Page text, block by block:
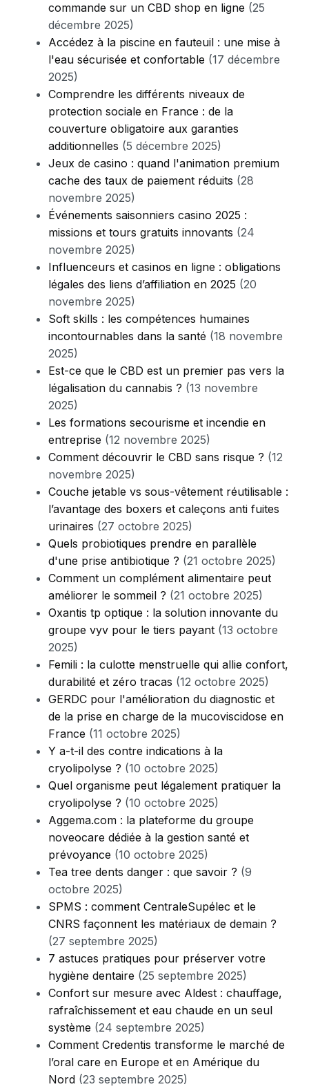
commande sur un CBD shop en ligne (25
décembre 2025)
Accédez à la piscine en fauteuil : une mise à
l'eau sécurisée et confortable (17 décembre
2025)
Comprendre les différents niveaux de
protection sociale en France : de la
couverture obligatoire aux garanties
additionnelles (5 décembre 2025)
Jeux de casino : quand l'animation premium
cache des taux de paiement réduits (28
novembre 2025)
Événements saisonniers casino 2025 :
missions et tours gratuits innovants (24
novembre 2025)
Influenceurs et casinos en ligne : obligations
légales des liens d’affiliation en 2025 (20
novembre 2025)
Soft skills : les compétences humaines
incontournables dans la santé (18 novembre
2025)
Est-ce que le CBD est un premier pas vers la
légalisation du cannabis ? (13 novembre
2025)
Les formations secourisme et incendie en
entreprise (12 novembre 2025)
Comment découvrir le CBD sans risque ? (12
novembre 2025)
Couche jetable vs sous-vêtement réutilisable :
l’avantage des boxers et caleçons anti fuites
urinaires (27 octobre 2025)
Quels probiotiques prendre en parallèle
d'une prise antibiotique ? (21 octobre 2025)
Comment un complément alimentaire peut
améliorer le sommeil ? (21 octobre 2025)
Oxantis tp optique : la solution innovante du
groupe vyv pour le tiers payant (13 octobre
2025)
Femili : la culotte menstruelle qui allie confort,
durabilité et zéro tracas (12 octobre 2025)
GERDC pour l'amélioration du diagnostic et
de la prise en charge de la mucoviscidose en
France (11 octobre 2025)
Y a-t-il des contre indications à la
cryolipolyse ? (10 octobre 2025)
Quel organisme peut légalement pratiquer la
cryolipolyse ? (10 octobre 2025)
Aggema.com : la plateforme du groupe
noveocare dédiée à la gestion santé et
prévoyance (10 octobre 2025)
Tea tree dents danger : que savoir ? (9
octobre 2025)
SPMS : comment CentraleSupélec et le
CNRS façonnent les matériaux de demain ?
(27 septembre 2025)
7 astuces pratiques pour préserver votre
hygiène dentaire (25 septembre 2025)
Confort sur mesure avec Aldest : chauffage,
rafraîchissement et eau chaude en un seul
système (24 septembre 2025)
Comment Credentis transforme le marché de
l’oral care en Europe et en Amérique du
Nord (23 septembre 2025)